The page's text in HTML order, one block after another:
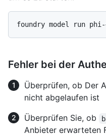
Fehler bei der
Überprüfen, ob Der
nicht abgelaufen ist
Überprüfen Sie, ob
Anbieter erwarteten